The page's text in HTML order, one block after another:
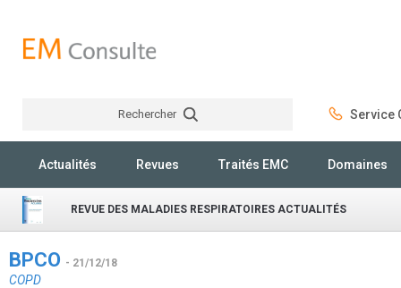
Rechercher Service
Actualités Revues Traités EMC Domaines
REVUE DES MALADIES RESPIRATOIRES ACTUALITÉS
BPCO - 21/12/18
COPD